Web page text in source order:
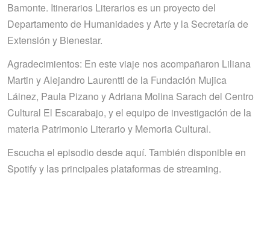
Bamonte. Itinerarios Literarios es un proyecto del
Departamento de Humanidades y Arte y la Secretaría de
Extensión y Bienestar.
Agradecimientos: En este viaje nos acompañaron Liliana
Martin y Alejandro Laurentti de la Fundación Mujica
Láinez, Paula Pizano y Adriana Molina Sarach del Centro
Cultural El Escarabajo, y el equipo de investigación de la
materia Patrimonio Literario y Memoria Cultural.
Escucha el episodio desde aquí. También disponible en
Spotify y las principales plataformas de streaming.